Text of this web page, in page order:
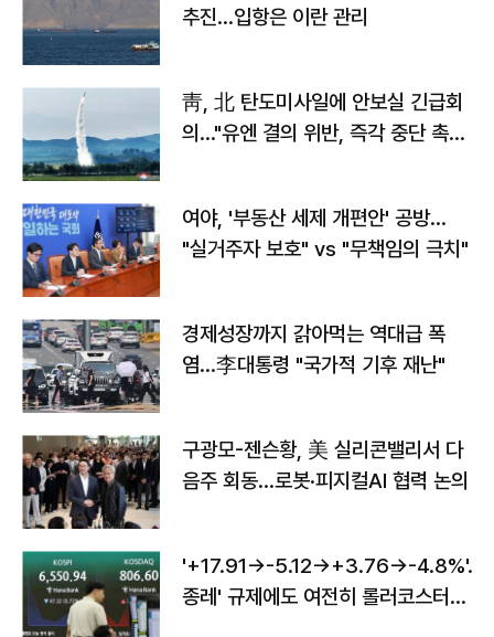
추진…입항은 이란 관리
靑, 北 탄도미사일에 안보실 긴급회
의…"유엔 결의 위반, 즉각 중단 촉
여야, '부동산 세제 개편안' 공방…
"실거주자 보호" vs "무책임의 극치"
경제성장까지 갉아먹는 역대급 폭
염…李대통령 "국가적 기후 재난"
구광모-젠슨황, 美 실리콘밸리서 다
음주 회동…로봇·피지컬AI 협력 논의
'+17.91→-5.12→+3.76→-4.8%'…'
종레' 규제에도 여전히 롤러코스터